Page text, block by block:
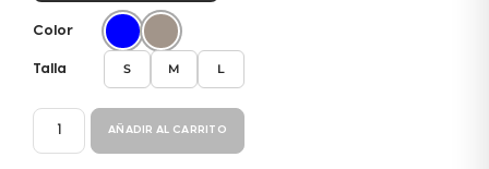
Color
Talla S M L
BATA
PC088
AÑADIR AL CARRITO